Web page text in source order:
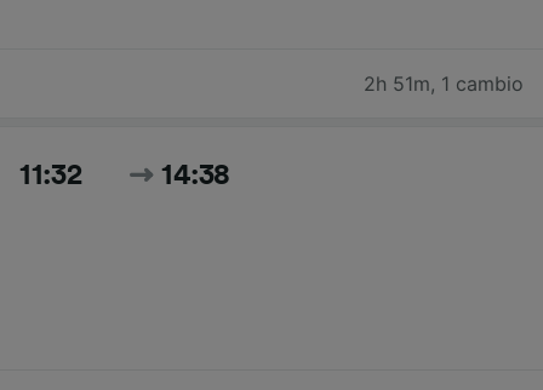
2h 51m, 1 cambio
11:32 14:38